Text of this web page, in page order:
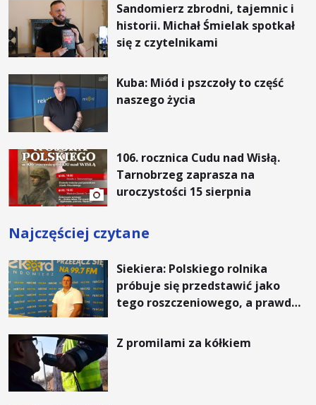
Sandomierz zbrodni, tajemnic i
historii. Michał Śmielak spotkał
się z czytelnikami
Kuba: Miód i pszczoły to część
naszego życia
106. rocznica Cudu nad Wisłą.
Tarnobrzeg zaprasza na
uroczystości 15 sierpnia
Najczęściej czytane
Siekiera: Polskiego rolnika
próbuje się przedstawić jako
tego roszczeniowego, a prawda
Z promilami za kółkiem